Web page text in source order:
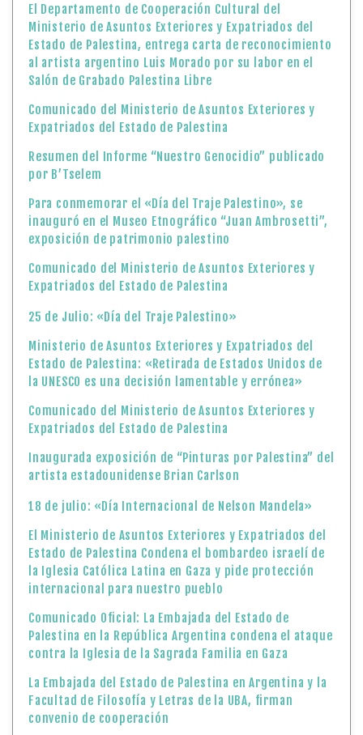
El Departamento de Cooperación Cultural del
Ministerio de Asuntos Exteriores y Expatriados del
Estado de Palestina, entrega carta de reconocimiento
al artista argentino Luis Morado por su labor en el
Salón de Grabado Palestina Libre
Comunicado del Ministerio de Asuntos Exteriores y
Expatriados del Estado de Palestina
Resumen del Informe “Nuestro Genocidio” publicado
por B’Tselem
Para conmemorar el «Día del Traje Palestino», se
inauguró en el Museo Etnográfico “Juan Ambrosetti”,
exposición de patrimonio palestino
Comunicado del Ministerio de Asuntos Exteriores y
Expatriados del Estado de Palestina
25 de Julio: «Día del Traje Palestino»
Ministerio de Asuntos Exteriores y Expatriados del
Estado de Palestina: «Retirada de Estados Unidos de
la UNESCO es una decisión lamentable y errónea»
Comunicado del Ministerio de Asuntos Exteriores y
Expatriados del Estado de Palestina
Inaugurada exposición de “Pinturas por Palestina” del
artista estadounidense Brian Carlson
18 de julio: «Día Internacional de Nelson Mandela»
El Ministerio de Asuntos Exteriores y Expatriados del
Estado de Palestina Condena el bombardeo israelí de
la Iglesia Católica Latina en Gaza y pide protección
internacional para nuestro pueblo
Comunicado Oficial: La Embajada del Estado de
Palestina en la República Argentina condena el ataque
contra la Iglesia de la Sagrada Familia en Gaza
La Embajada del Estado de Palestina en Argentina y la
Facultad de Filosofía y Letras de la UBA, firman
convenio de cooperación